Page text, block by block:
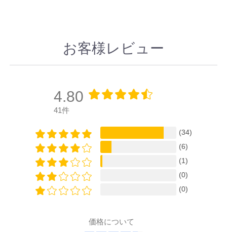
お客様レビュー
4.80
41件
(34)
(6)
(1)
(0)
(0)
価格について